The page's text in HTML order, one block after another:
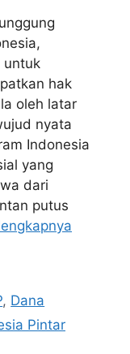
untuk
hak
oleh latar
nyata
Indonesia
yang
dari
putus
, Dana
Pintar